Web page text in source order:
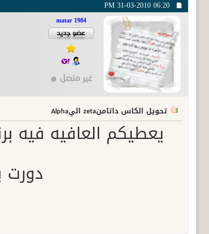
31-03-201006:20 PM
matar 1984
تحويل الكاس داتامنzeta اليAlpha
يعطيكم العافيه فيه
دورت